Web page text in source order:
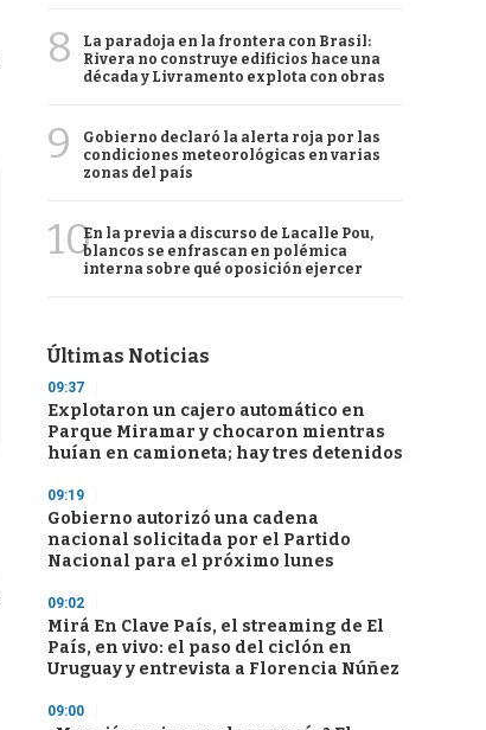
8
La paradoja en la frontera con Brasil:
Rivera no construye edificios hace una
década y Livramento explota con obras
9
Gobierno declaró la alerta roja por las
condiciones meteorológicas en varias
zonas del país
10En la previa a discurso de Lacalle Pou,
blancos se enfrascan en polémica
interna sobre qué oposición ejercer
Últimas Noticias
09:37
Explotaron un cajero automático en
Parque Miramar y chocaron mientras
huían en camioneta; hay tres detenidos
09:19
Gobierno autorizó una cadena
nacional solicitada por el Partido
Nacional para el próximo lunes
09:02
Mirá En Clave País, el streaming de El
País, en vivo: el paso del ciclón en
Uruguay y entrevista a Florencia Núñez
09:00